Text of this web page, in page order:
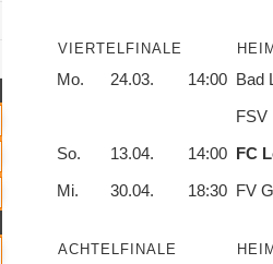
VIERTELFINALE
Mo. 24.03. 14:00 Bad
FSV
So.
13.04. 14:00 FC
Mi.
30.04. 18:30 FV
ACHTELFINALE